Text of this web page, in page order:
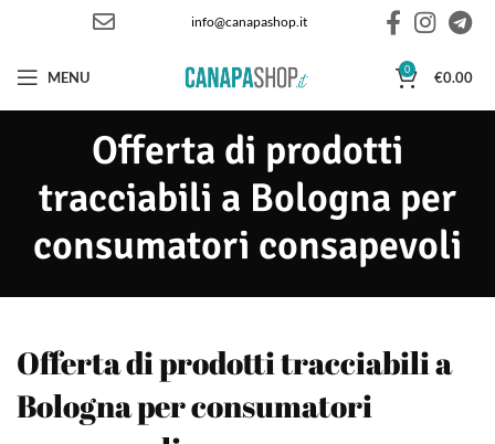
info@canapashop.it
MENU 0 €0.00
Offerta di prodotti
tracciabili a Bologna per
consumatori consapevoli
Offerta di prodotti tracciabili a
Bologna per consumatori